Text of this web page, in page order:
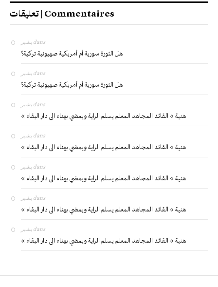
تعليقات | Commentaires
بشير dans
هل الثورة سورية أم أمريكية صهيونية تركية؟
بشير dans
هل الثورة سورية أم أمريكية صهيونية تركية؟
بشير dans
« هنية » القائد المجاهد المعلم يسلم الراية ويمضي بهناء الى دار البقاء
بشير dans
« هنية » القائد المجاهد المعلم يسلم الراية ويمضي بهناء الى دار البقاء
بشير dans
« هنية » القائد المجاهد المعلم يسلم الراية ويمضي بهناء الى دار البقاء
بشير dans
« هنية » القائد المجاهد المعلم يسلم الراية ويمضي بهناء الى دار البقاء
بشير dans
« هنية » القائد المجاهد المعلم يسلم الراية ويمضي بهناء الى دار البقاء